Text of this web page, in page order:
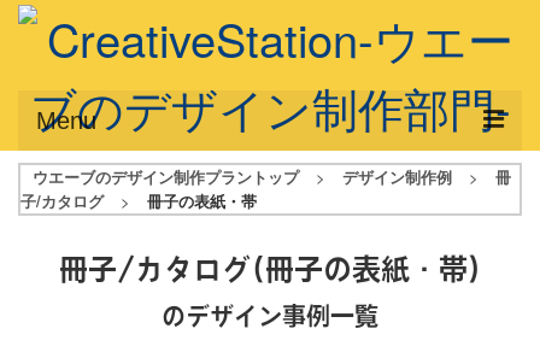
Menu
サービス概要
デザインアシスト
フルデザイン
ウエーブのデザイン制作プラントップ > デザイン制作例 >
冊
子/カタログ
> 冊子の表紙・帯
冊子/カタログ(冊子の表紙・帯)
のデザイン事例一覧